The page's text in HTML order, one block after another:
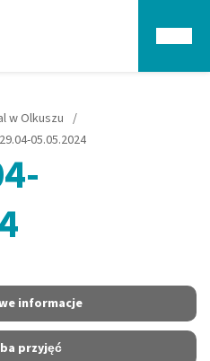
w Olkuszu /
05.05.2024
informacje
przyjęć